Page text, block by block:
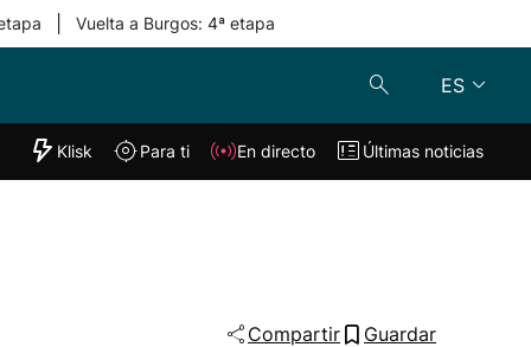
Vuelta a Burgos: 4ª etapa
ES
"Helmuga"
Klisk En directo
Klisk Para ti En directo Últimas noticias
Compartir Guardar